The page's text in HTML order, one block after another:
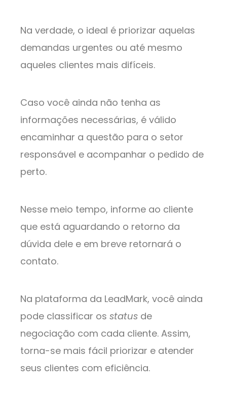
Na verdade, o ideal é priorizar aquelas
demandas urgentes ou até mesmo
aqueles clientes mais difíceis.
Caso você ainda não tenha as
informações necessárias, é válido
encaminhar a questão para o setor
responsável e acompanhar o pedido de
perto.
Nesse meio tempo, informe ao cliente
que está aguardando o retorno da
dúvida dele e em breve retornará o
contato.
Na plataforma da LeadMark, você ainda
pode classificar os status de
negociação com cada cliente. Assim,
torna-se mais fácil priorizar e atender
seus clientes com eficiência.